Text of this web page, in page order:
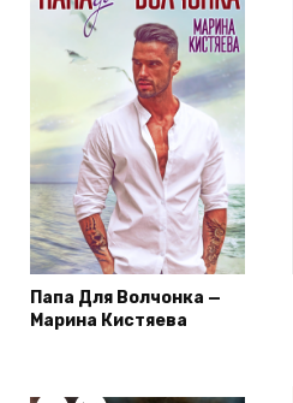
Папа Для Волчонка —
Марина Кистяева